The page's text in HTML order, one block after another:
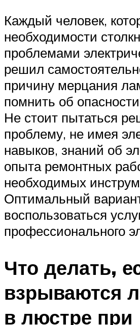
Каждый человек,
необходимости
проблемами
решил
причину мерцания
помнить об
Не стоит пытаться
проблему, не имея
навыков, знаний об
опыта ремонтных
необходимых
Оптимальный
воспользоваться
профессионального
Что делать,
взрываются
в люстре при